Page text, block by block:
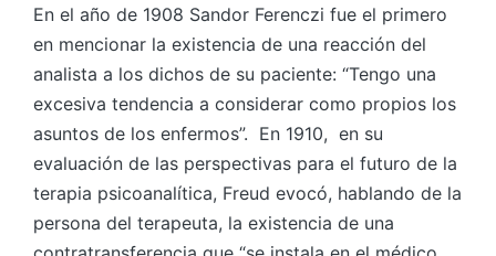
En el año de 1908 Sandor Ferenczi fue el primero
en mencionar la existencia de una reacción del
analista a los dichos de su paciente: “Tengo una
excesiva tendencia a considerar como propios los
asuntos de los enfermos”. En 1910, en su
evaluación de las perspectivas para el futuro de la
terapia psicoanalítica, Freud evocó, hablando de la
persona del terapeuta, la existencia de una